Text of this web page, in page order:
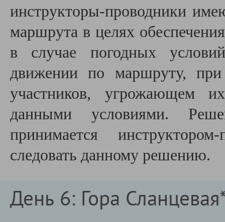
инструкторы-проводники
маршрута в целях
в случае погодных
движении по маршруту, при
участников, угрожающем
данными условиями.
принимается
следовать данному решению.
День 6: Гора